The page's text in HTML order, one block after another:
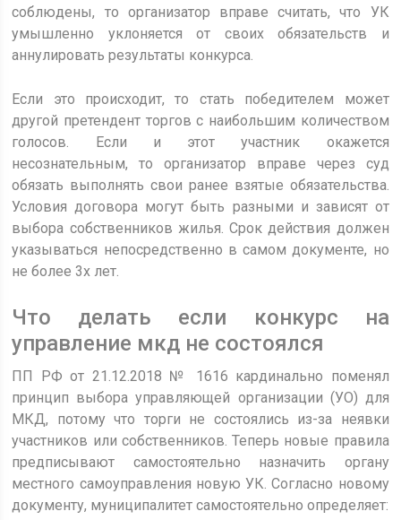
соблюдены, то организатор вправе считать, что УК
умышленно уклоняется от своих обязательств и
аннулировать результаты конкурса.
Если это происходит, то стать победителем может
другой претендент торгов с наибольшим количеством
голосов. Если и этот участник окажется
несознательным, то организатор вправе через суд
обязать выполнять свои ранее взятые обязательства.
Условия договора могут быть разными и зависят от
выбора собственников жилья. Срок действия должен
указываться непосредственно в самом документе, но
не более 3х лет.
Что делать если конкурс на
управление мкд не состоялся
ПП РФ от 21.12.2018 № 1616 кардинально поменял
принцип выбора управляющей организации (УО) для
МКД, потому что торги не состоялись из-за неявки
участников или собственников. Теперь новые правила
предписывают самостоятельно назначить органу
местного самоуправления новую УК. Согласно новому
документу, муниципалитет самостоятельно определяет: